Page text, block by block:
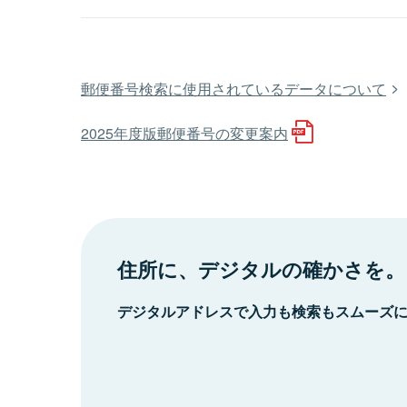
郵便番号検索に使用されているデータについて
2025年度版郵便番号の変更案内
住所に、デジタルの確かさを。
デジタルアドレスで入力も検索もスムーズ